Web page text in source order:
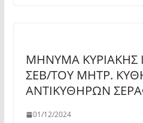
ΜΗΝΥΜΑ ΚΥΡΙΑΚΗΣ
ΣΕΒ/ΤΟΥ ΜΗΤΡ.
ΑΝΤΙΚΥΘΗΡΩΝ
01/12/2024